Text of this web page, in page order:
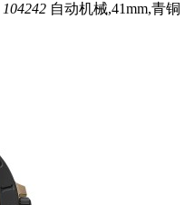
104242 自动机械,41mm,青铜